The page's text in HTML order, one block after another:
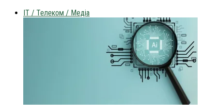
IT / Телеком / Медіа